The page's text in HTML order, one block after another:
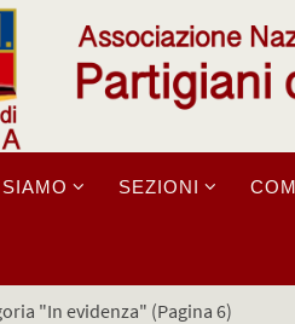
SEZIONI
"In evidenza" (Pagina 6)